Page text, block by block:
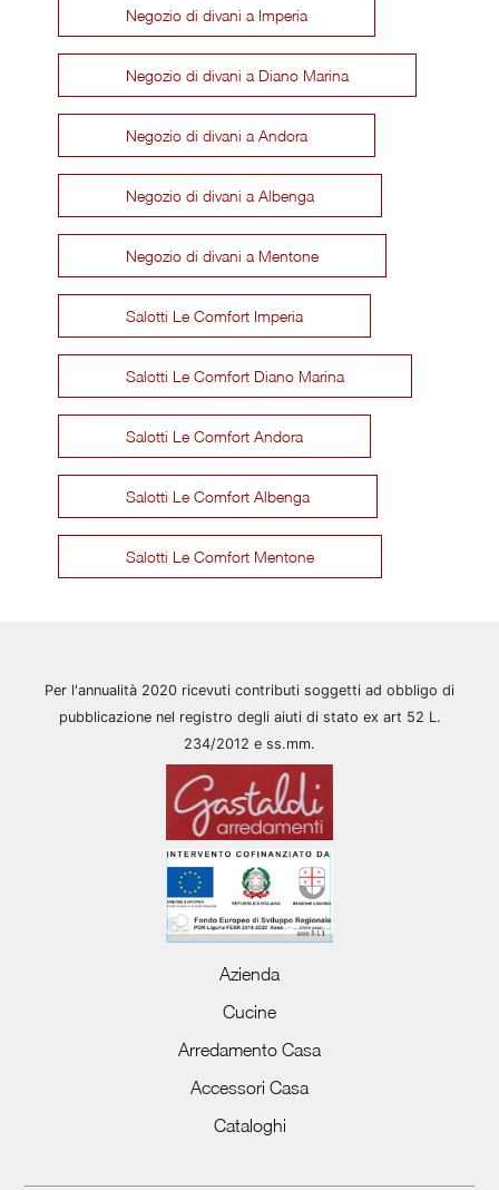
Negozio di divani a Imperia
Negozio di divani a Diano Marina
Negozio di divani a Andora
Negozio di divani a Albenga
Negozio di divani a Mentone
Salotti Le Comfort Imperia
Salotti Le Comfort Diano Marina
Salotti Le Comfort Andora
Salotti Le Comfort Albenga
Salotti Le Comfort Mentone
Per l'annualità 2020 ricevuti contributi soggetti ad obbligo di
pubblicazione nel registro degli aiuti di stato ex art 52 L.
234/2012 e ss.mm.
Azienda
Cucine
Arredamento Casa
Accessori Casa
Cataloghi